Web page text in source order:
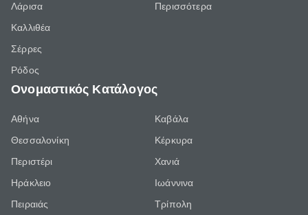
Λάρισα
Καλλιθέα
Σέρρες
Ρόδος
Περισσότερα
Ονομαστικός Κατάλογος
Αθήνα
Θεσσαλονίκη
Περιστέρι
Ηράκλειο
Πειραιάς
Καβάλα
Κέρκυρα
Χανιά
Ιωάννινα
Τρίπολη